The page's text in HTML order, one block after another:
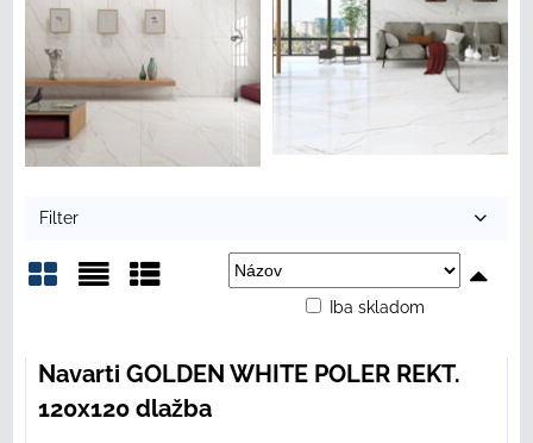
Filter
Iba skladom
Navarti GOLDEN WHITE POLER REKT.
120x120 dlažba